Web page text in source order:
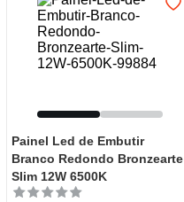
Painel Led de Embutir
Branco Redondo Bronzearte
Slim 12W 6500K